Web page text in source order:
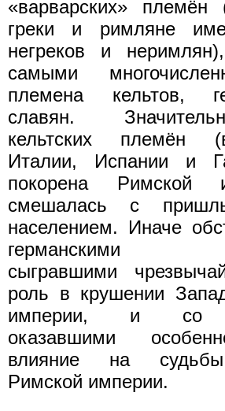
«варварских» племён
греки и римляне
негреков и
самыми
племена кельтов,
славян.
кельтских племён
Италии, Испании и
покорена Римской
смешалась с
населением. Иначе
германскими
сыгравшими
роль в крушении
империи, и со
оказавшими
влияние на
Римской империи.